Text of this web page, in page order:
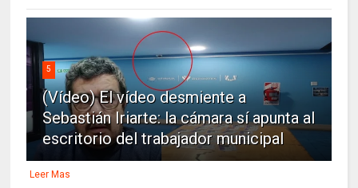
5
(Vídeo) El vídeo desmiente a
Sebastián Iriarte: la cámara sí apunta al
escritorio del trabajador municipal
Leer Mas